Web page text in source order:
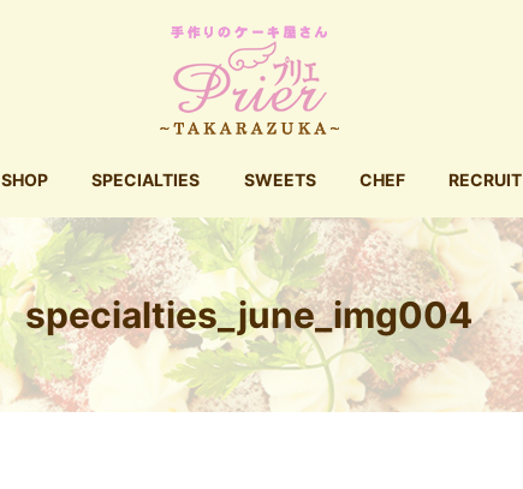
SHOP SPECIALTIES SWEETS CHEF RECRUIT
specialties_june_img004